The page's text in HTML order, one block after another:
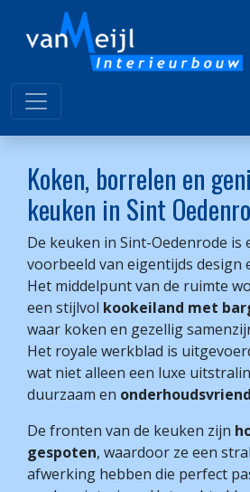
Koken, borrelen en
keuken in Sint
De keuken in Sint-Oedenrode is
voorbeeld van eigentijds design
Het middelpunt van de ruimte
een stijlvol kookeiland met
waar koken en gezellig
Het royale werkblad is
wat niet alleen een luxe
duurzaam en
De fronten van de keuken zijn
gespoten, waardoor ze een
afwerking hebben die perfect